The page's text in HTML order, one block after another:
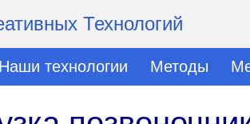
Технологий
Наши технологии Методы